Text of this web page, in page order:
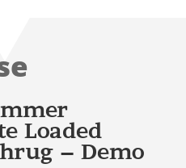
Loaded
– Demo